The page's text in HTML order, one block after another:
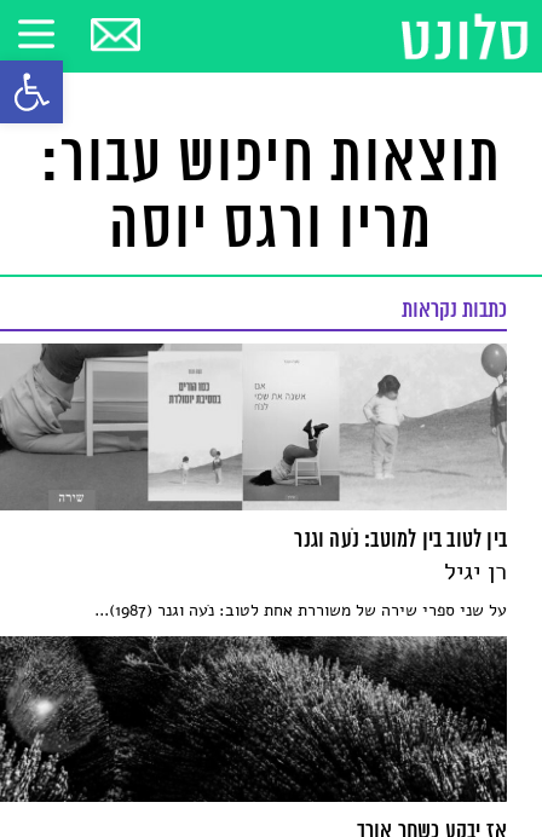
פתח
תוצאות חיפוש עבור:
מריו ורגס יוסה
כתבות נקראות
בין לטוב בין למוטב: נֹעה וגנר
רן יגיל
על שני ספרי שירה של משוררת אחת לטוב: נֹעה וגנר (1987)...